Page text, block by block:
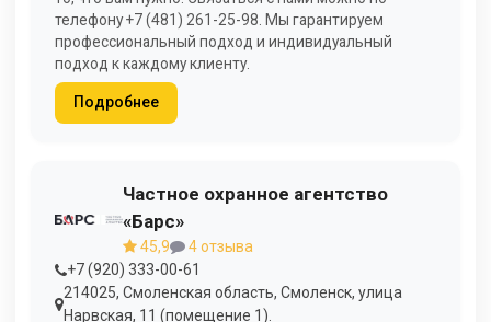
телефону +7 (481) 261-25-98. Мы гарантируем
профессиональный подход и индивидуальный
подход к каждому клиенту.
Подробнее
Частное охранное агентство
«Барс»
45,9
4 отзыва
+7 (920) 333-00-61
214025, Смоленская область, Смоленск, улица
Нарвская, 11 (помещение 1).